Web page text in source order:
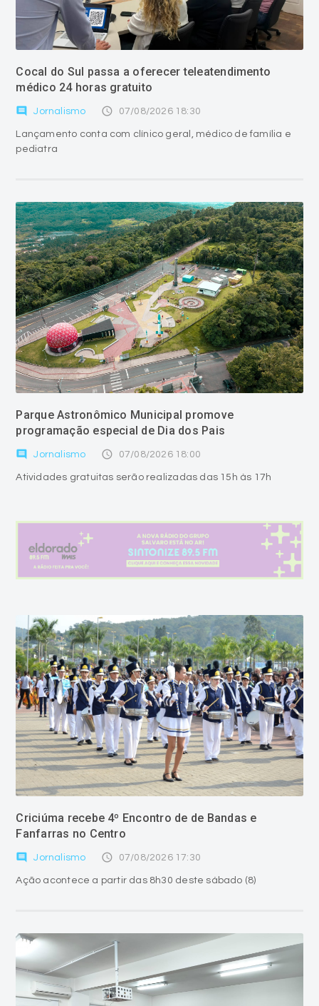
Cocal do Sul passa a oferecer teleatendimento
médico 24 horas gratuito
comment Jornalismo access_time 07/08/2026 18:30
Lançamento conta com clínico geral, médico de família e
pediatra
Parque Astronômico Municipal promove
programação especial de Dia dos Pais
comment Jornalismo access_time 07/08/2026 18:00
Atividades gratuitas serão realizadas das 15h às 17h
Criciúma recebe 4º Encontro de de Bandas e
Fanfarras no Centro
comment Jornalismo access_time 07/08/2026 17:30
Ação acontece a partir das 8h30 deste sábado (8)